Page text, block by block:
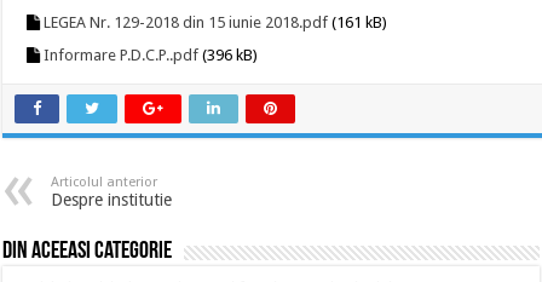
LEGEA Nr. 129-2018 din 15 iunie 2018.pdf (161 kB)
Informare P.D.C.P..pdf (396 kB)
Articolul anterior
Despre institutie
Din aceeasi categorie